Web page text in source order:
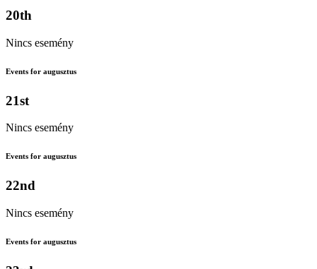
20th
Nincs esemény
Events for augusztus
21st
Nincs esemény
Events for augusztus
22nd
Nincs esemény
Events for augusztus